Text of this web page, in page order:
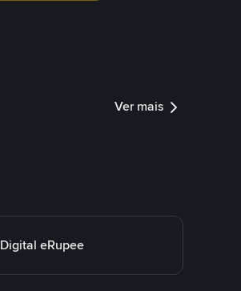
Ver mais
Digital eRupee